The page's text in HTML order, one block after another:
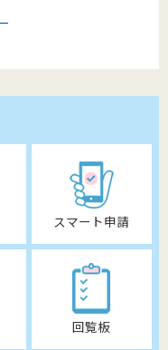
スマート申請
回覧板